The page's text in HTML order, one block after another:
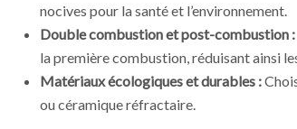
nocives pour la santé et l’environnement.
Double combustion et post-combustion :
la première combustion, réduisant ainsi
Matériaux écologiques et durables :
ou céramique réfractaire.